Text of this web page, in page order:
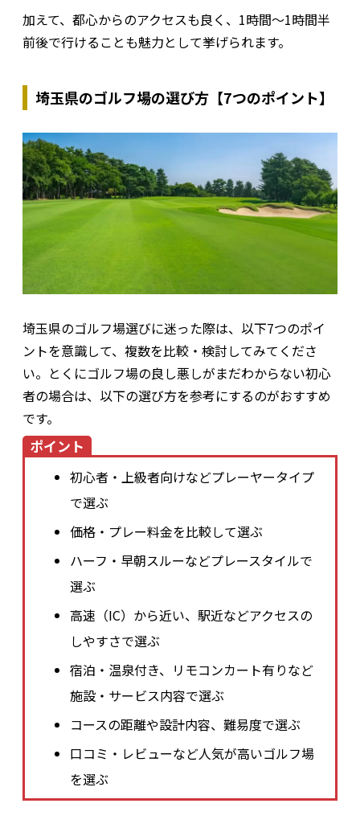
加えて、都心からのアクセスも良く、1時間〜1時間半
前後で行けることも魅力として挙げられます。
埼玉県のゴルフ場の選び方【7つのポイント】
埼玉県のゴルフ場選びに迷った際は、以下7つのポイ
ントを意識して、複数を比較・検討してみてくださ
い。とくにゴルフ場の良し悪しがまだわからない初心
者の場合は、以下の選び方を参考にするのがおすすめ
です。
ポイント
初心者・上級者向けなどプレーヤータイプ
で選ぶ
価格・プレー料金を比較して選ぶ
ハーフ・早朝スルーなどプレースタイルで
選ぶ
高速（IC）から近い、駅近などアクセスの
しやすさで選ぶ
宿泊・温泉付き、リモコンカート有りなど
施設・サービス内容で選ぶ
コースの距離や設計内容、難易度で選ぶ
口コミ・レビューなど人気が高いゴルフ場
を選ぶ